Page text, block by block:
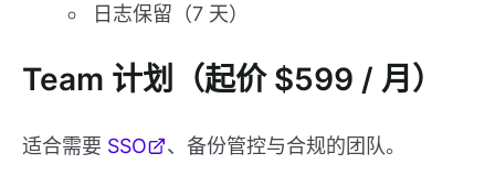
日志保留（7 天）
Team 计划（起价 $599 / 月）
适合需要 SSO 、备份管控与合规的团队。